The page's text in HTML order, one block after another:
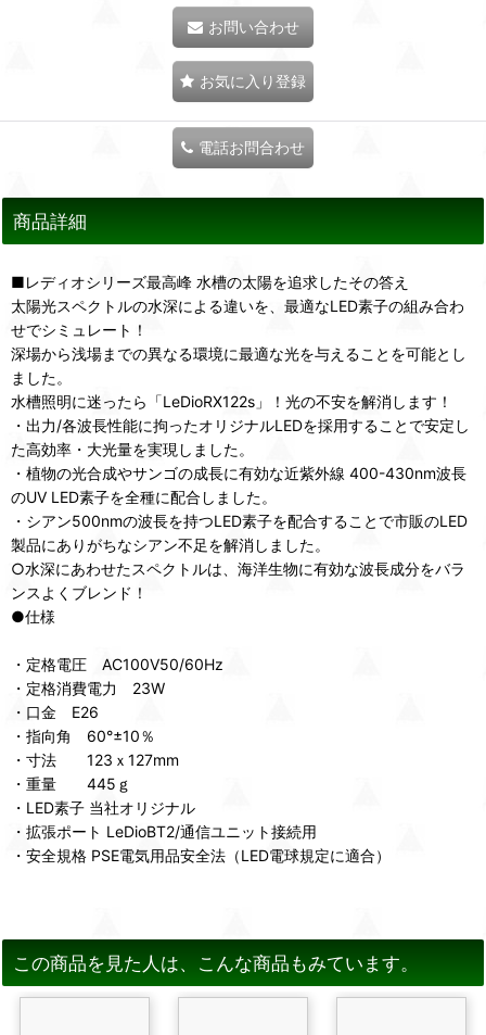
お問い合わせ
お気に入り登録
電話お問合わせ
商品詳細
■レディオシリーズ最高峰 水槽の太陽を追求したその答え
太陽光スペクトルの水深による違いを、最適なLED素子の組み合わ
せでシミュレート！
深場から浅場までの異なる環境に最適な光を与えることを可能とし
ました。
水槽照明に迷ったら「LeDioRX122s」！光の不安を解消します！
・出力/各波長性能に拘ったオリジナルLEDを採用することで安定し
た高効率・大光量を実現しました。
・植物の光合成やサンゴの成長に有効な近紫外線 400-430nm波長
のUV LED素子を全種に配合しました。
・シアン500nmの波長を持つLED素子を配合することで市販のLED
製品にありがちなシアン不足を解消しました。
○水深にあわせたスペクトルは、海洋生物に有効な波長成分をバラ
ンスよくブレンド！
●仕様
・定格電圧 AC100V50/60Hz
・定格消費電力 23W
・口金 E26
・指向角 60°±10％
・寸法 123ｘ127mm
・重量 445ｇ
・LED素子 当社オリジナル
・拡張ポート LeDioBT2/通信ユニット接続用
・安全規格 PSE電気用品安全法（LED電球規定に適合）
この商品を見た人は、こんな商品もみています。